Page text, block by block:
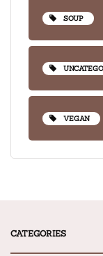
SOUP
VEGAN
CATEGORIES